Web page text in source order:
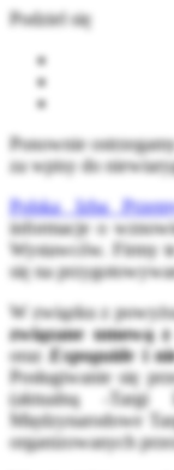
Podziel się
Ponownie
za wpisy do
Polska Izba
informacje o
Wystawców. Firmy
się na
W związku z
związane umową
orazExpoguidei
Posługiwanie się
(aktualną -
Międzynarodowe
organizowanych